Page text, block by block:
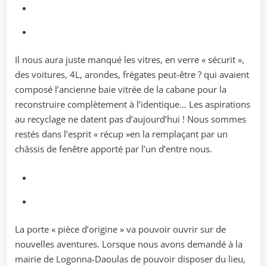
Il nous aura juste manqué les vitres, en verre « sécurit »,
des voitures, 4L, arondes, frégates peut-être ? qui avaient
composé l’ancienne baie vitrée de la cabane pour la
reconstruire complètement à l’identique… Les aspirations
au recyclage ne datent pas d’aujourd’hui ! Nous sommes
restés dans l’esprit « récup »en la remplaçant par un
châssis de fenêtre apporté par l’un d’entre nous.
La porte « pièce d’origine » va pouvoir ouvrir sur de
nouvelles aventures. Lorsque nous avons demandé à la
mairie de Logonna-Daoulas de pouvoir disposer du lieu,